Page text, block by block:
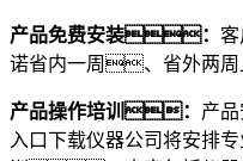
产品免费安装：
诺省内一周、省外两周
产品操作培训： 产
入口下载仪器公司将安排